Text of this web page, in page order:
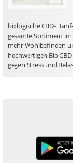
biologische CBD-
gesamte Sortiment
mehr Wohlbefinden
hochwertigen Bio
gegen Stress und